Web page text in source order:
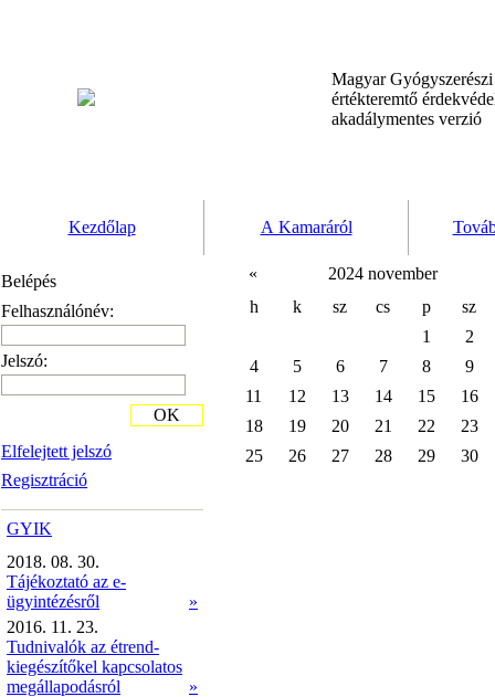
Magyar
értékteremtő
akadálymentes verzió
Kezdőlap A Kamaráról
Belépés
Felhasználónév:
Jelszó:
Elfelejtett jelszó
Regisztráció
OK
GYIK
2018. 08. 30.
Tájékoztató az e-
ügyintézésről
»
2016. 11. 23.
Tudnivalók az étrend-
kiegészítőkel kapcsolatos
megállapodásról
»
«
2024 november
h
k sz cs p
sz
1
2
4
5 6 7 8
9
11
12 13 14 15
16
18
19 20 21 22
23
25
26 27 28 29 30